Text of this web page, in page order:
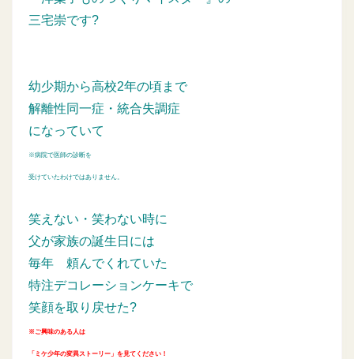
三宅崇です?
幼少期から高校2年の頃まで
解離性同一症・統合失調症
になっていて
※病院で医師の診断を
受けていたわけではありません。
笑えない・笑わない時に
父が家族の誕生日には
毎年 頼んでくれていた
特注デコレーションケーキで
笑顔を取り戻せた?
※ご興味のある人は
「ミケ少年の変異ストーリー」を見てください！